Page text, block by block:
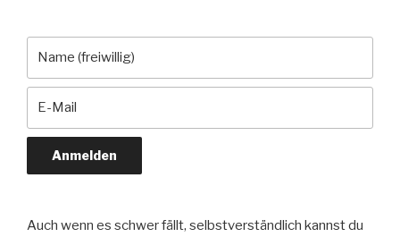
Auch wenn es schwer fällt, selbstverständlich kannst du